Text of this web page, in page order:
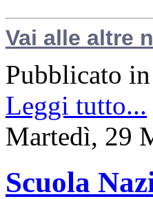
Vai alle altre
Pubblicato in
Leggi tutto...
Martedì, 29
Scuola